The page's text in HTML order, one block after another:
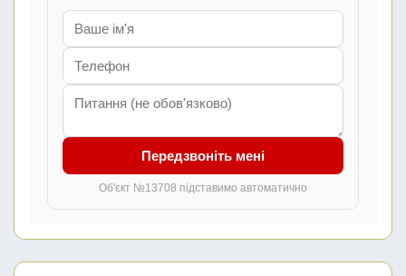
Передзвоніть мені
Об'єкт №13708 підставимо автоматично